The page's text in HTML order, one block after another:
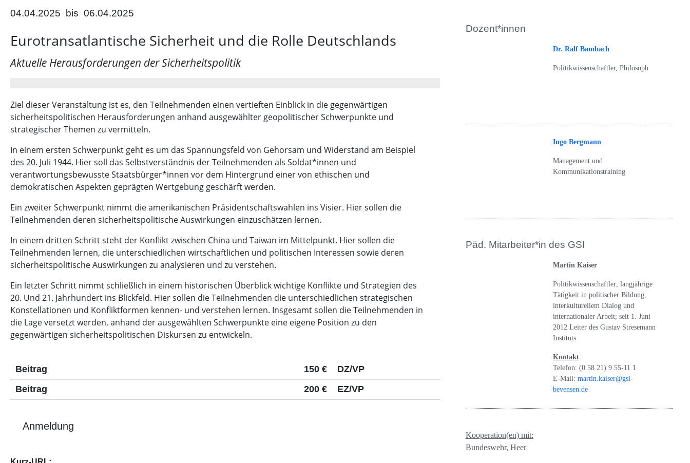
04.04.2025 bis 06.04.2025
Eurotransatlantische Sicherheit und die Rolle Deutschlands
Aktuelle Herausforderungen der Sicherheitspolitik
Ziel dieser Veranstaltung ist es, den Teilnehmenden einen vertieften Einblick in die gegenwärtigen
sicherheitspolitischen Herausforderungen anhand ausgewählter geopolitischer Schwerpunkte und
strategischer Themen zu vermitteln.
In einem ersten Schwerpunkt geht es um das Spannungsfeld von Gehorsam und Widerstand am Beispiel
des 20. Juli 1944. Hier soll das Selbstverständnis der Teilnehmenden als Soldat*innen und
verantwortungsbewusste Staatsbürger*innen vor dem Hintergrund einer von ethischen und
demokratischen Aspekten geprägten Wertgebung geschärft werden.
Ein zweiter Schwerpunkt nimmt die amerikanischen Präsidentschaftswahlen ins Visier. Hier sollen die
Teilnehmenden deren sicherheitspolitische Auswirkungen einzuschätzen lernen.
In einem dritten Schritt steht der Konflikt zwischen China und Taiwan im Mittelpunkt. Hier sollen die
Teilnehmenden lernen, die unterschiedlichen wirtschaftlichen und politischen Interessen sowie deren
sicherheitspolitische Auswirkungen zu analysieren und zu verstehen.
Ein letzter Schritt nimmt schließlich in einem historischen Überblick wichtige Konflikte und Strategien des
20. Und 21. Jahrhundert ins Blickfeld. Hier sollen die Teilnehmenden die unterschiedlichen strategischen
Konstellationen und Konfliktformen kennen- und verstehen lernen. Insgesamt sollen die Teilnehmenden in
die Lage versetzt werden, anhand der ausgewählten Schwerpunkte eine eigene Position zu den
gegenwärtigen sicherheitspolitischen Diskursen zu entwickeln.
Beitrag 150 €
DZ/VP
Beitrag
200 € EZ/VP
Anmeldung
Dozent*innen
Dr. Ralf Bambach
Politikwissenschaftler, Philosoph
Ingo Bergmann
Management und
Kommunikationstraining
Päd. Mitarbeiter*in des GSI
Martin Kaiser
Politikwissenschaftler; langjährige
Tätigkeit in politischer Bildung,
interkulturellem Dialog und
internationaler Arbeit; seit 1. Juni
2012 Leiter des Gustav Stresemann
Instituts
Kontakt:
Telefon: (0 58 21) 9 55-11 1
E-Mail: martin.kaiser@gsi-
bevensen.de
Kooperation(en) mit:
Bundeswehr, Heer